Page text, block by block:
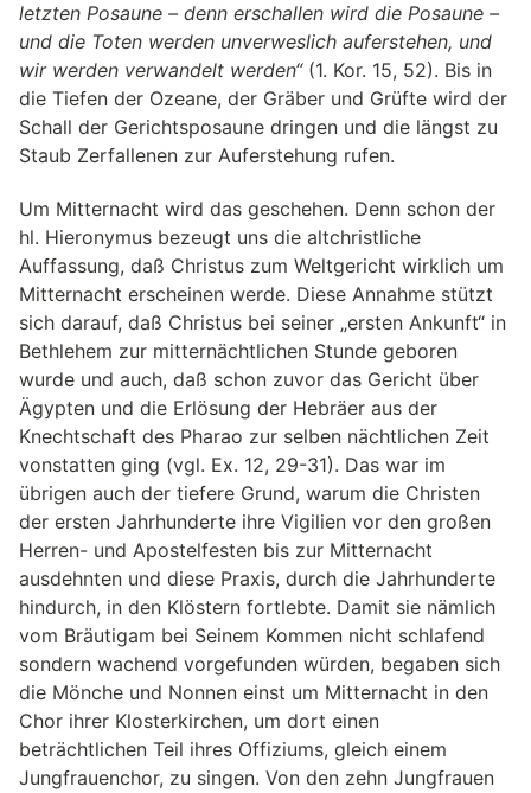
letzten Posaune – denn erschallen wird die Posaune –
und die Toten werden unverweslich auferstehen, und
wir werden verwandelt werden“(1. Kor. 15, 52). Bis in
die Tiefen der Ozeane, der Gräber und Grüfte wird der
Schall der Gerichtsposaune dringen und die längst zu
Staub Zerfallenen zur Auferstehung rufen.
Um Mitternacht wird das geschehen. Denn schon der
hl. Hieronymus bezeugt uns die altchristliche
Auffassung, daß Christus zum Weltgericht wirklich um
Mitternacht erscheinen werde. Diese Annahme stützt
sich darauf, daß Christus bei seiner „ersten Ankunft“ in
Bethlehem zur mitternächtlichen Stunde geboren
wurde und auch, daß schon zuvor das Gericht über
Ägypten und die Erlösung der Hebräer aus der
Knechtschaft des Pharao zur selben nächtlichen Zeit
vonstatten ging (vgl. Ex. 12, 29-31). Das war im
übrigen auch der tiefere Grund, warum die Christen
der ersten Jahrhunderte ihre Vigilien vor den großen
Herren- und Apostelfesten bis zur Mitternacht
ausdehnten und diese Praxis, durch die Jahrhunderte
hindurch, in den Klöstern fortlebte. Damit sie nämlich
vom Bräutigam bei Seinem Kommen nicht schlafend
sondern wachend vorgefunden würden, begaben sich
die Mönche und Nonnen einst um Mitternacht in den
Chor ihrer Klosterkirchen, um dort einen
beträchtlichen Teil ihres Offiziums, gleich einem
Jungfrauenchor, zu singen. Von den zehn Jungfrauen